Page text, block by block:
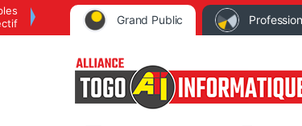
Grand Public